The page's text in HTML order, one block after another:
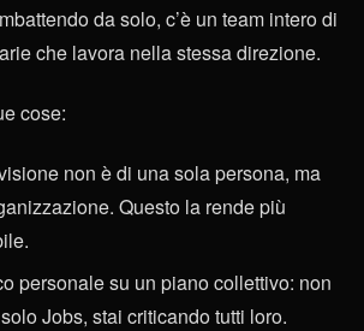
da solo, c’è un team intero di
che lavora nella stessa direzione.
cose:
non è di una sola persona, ma
Questo la rende più
personale su un piano collettivo: non
Jobs, stai criticando tutti loro.